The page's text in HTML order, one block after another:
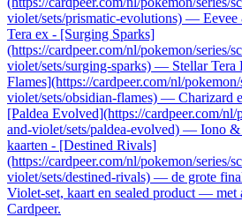
violet/sets/prismatic-evolutions) — Eevee
Tera ex - [Surging Sparks]
(https://cardpeer.com/nl/pokemon/series/
violet/sets/surging-sparks) — Stellar Tera
Flames](https://cardpeer.com/nl/
violet/sets/obsidian-flames) — Charizard
[Paldea Evolved](https://cardpeer.com/nl/
and-violet/sets/paldea-evolved) — Iono
kaarten - [Destined Rivals]
(https://cardpeer.com/nl/pokemon/series/
violet/sets/destined-rivals) — de grote
Violet-set, kaart en sealed product —
Cardpeer.